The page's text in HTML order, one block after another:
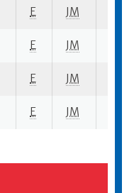
E JM
E JM
E JM
E JM